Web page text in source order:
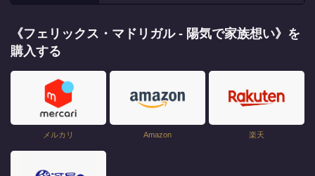
《フェリックス・マドリガル - 陽気で家族想い》を
購入する
メルカリ Amazon 楽天